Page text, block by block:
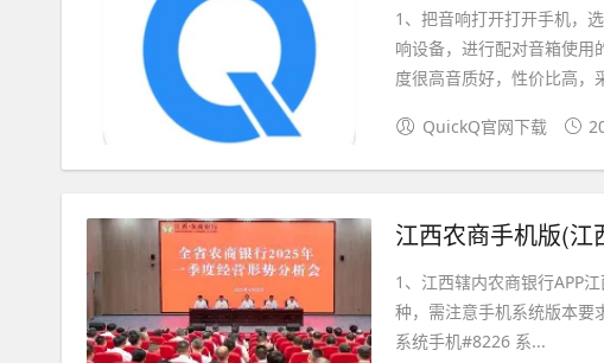
1、把音响打开打开手机，
响设备，进行配对音箱使用
度很高音质好，性价比高，
QuickQ官网下载
江西农商手机版(江
1、江西辖内农商银行APP
种，需注意手机系统版本
系统手机#8226 系...